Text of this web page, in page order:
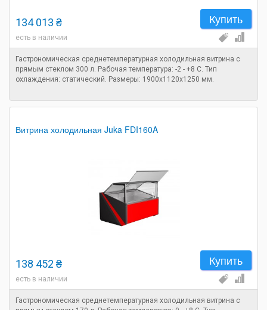
Купить
134 013 ₴
есть в наличии
Гастрономическая среднетемпературная холодильная витрина с
прямым стеклом 300 л. Рабочая температура: -2 - +8 C. Тип
охлаждения: статический. Размеры: 1900х1120х1250 мм.
Витрина холодильная Juka FDI160A
Купить
138 452 ₴
есть в наличии
Гастрономическая среднетемпературная холодильная витрина с